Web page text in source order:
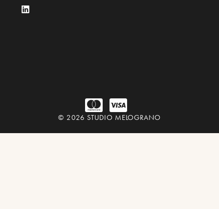
© 2026 STUDIO MELOGRANO